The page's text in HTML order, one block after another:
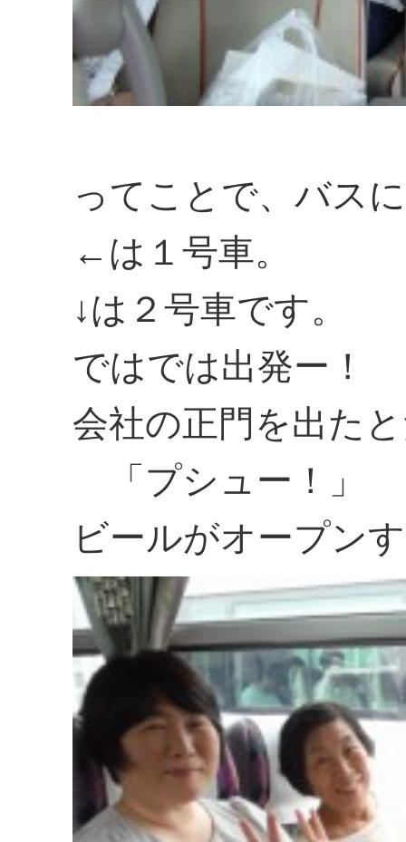
ってことで、バス
←は１号車。
↓は２号車です。
ではでは出発ー！
会社の正門を出た
「プシュー！」
ビールがオープン